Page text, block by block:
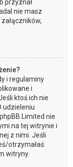
przyznał
nie masz
i regulaminy
i
ktoś ich nie
udzieleniu
Limited nie
na tej witrynie i
z nimi. Jeśli
otrzymałaś
witryny.